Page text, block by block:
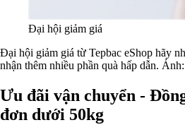
Đại hội giảm giá
Đại hội giảm giá từ Tepbac eShop hãy
nhận thêm nhiều phần quà hấp dẫn.
Ưu đãi vận chuyển -
đơn dưới 50kg